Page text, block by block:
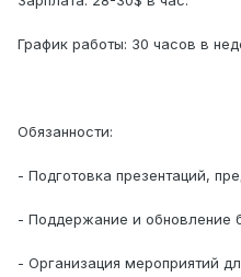
График работы: 30 часов в
Обязанности:
- Подготовка презентаций,
- Поддержание и обновление
- Организация мероприятий